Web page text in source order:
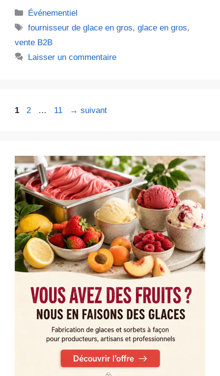
Catégories
Événementiel
Étiquettes
fournisseur de glace en gros,glace en gros,
vente B2B
Laisser un commentaire
Page
1 Page
2 … Page
11 → suivant